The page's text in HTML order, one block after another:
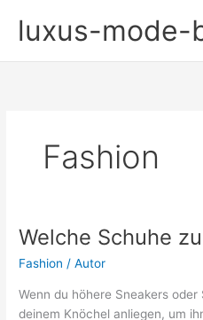
Inhaltluxus-mode-
Fashion
Welche Schuhe
Fashion /Autor
Wenn du höhere Sneakers
deinem Knöchel anliegen, um